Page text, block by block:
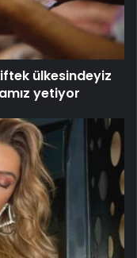
ülkesindeyiz
yetiyor